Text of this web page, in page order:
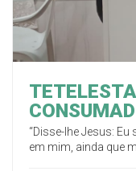
“Disse-lhe Jesus: